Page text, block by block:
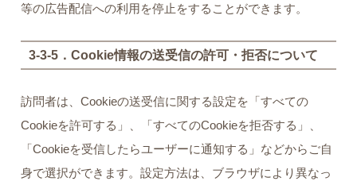
等の広告配信への利用を停止をすることができます。
3-3-5．Cookie情報の送受信の許可・拒否について
訪問者は、Cookieの送受信に関する設定を「すべての
Cookieを許可する」、「すべてのCookieを拒否する」、
「Cookieを受信したらユーザーに通知する」などからご自
身で選択ができます。設定方法は、ブラウザにより異なっ